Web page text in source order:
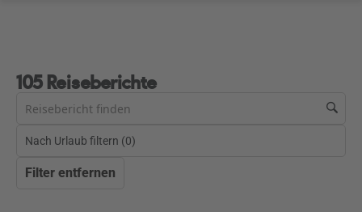
105 Reiseberichte
Nach Urlaub filtern (0)
Filter entfernen